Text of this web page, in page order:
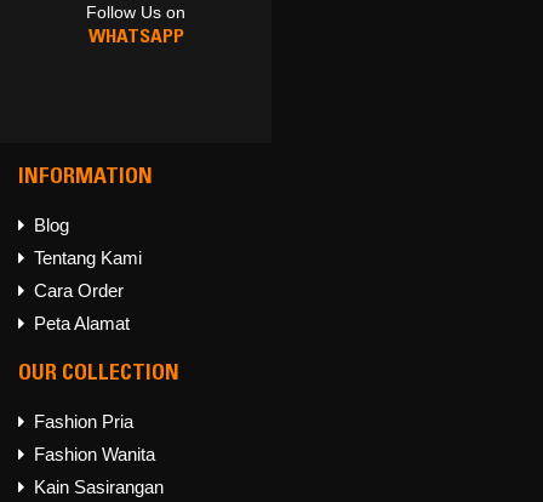
Follow Us on
FACEBOOK
Follow Us on
WHATSAPP
Follow Us on
INFORMATION
Blog
Tentang Kami
Cara Order
Peta Alamat
OUR COLLECTION
Fashion Pria
Fashion Wanita
Kain Sasirangan